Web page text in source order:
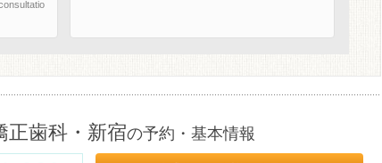
歯科・新宿の予約・基本情報